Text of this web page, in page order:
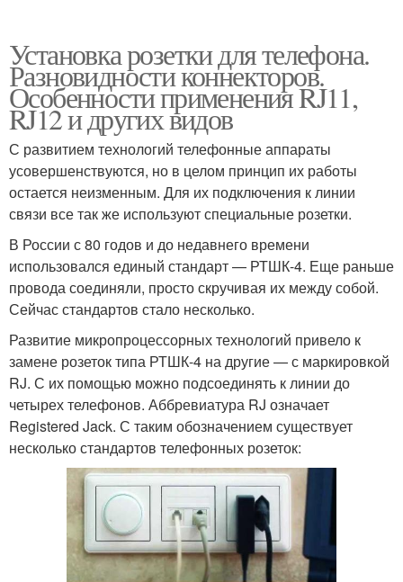
Установка розетки для телефона.
Разновидности коннекторов.
Особенности применения RJ11,
RJ12 и других видов
С развитием технологий телефонные аппараты
усовершенствуются, но в целом принцип их работы
остается неизменным. Для их подключения к линии
связи все так же используют специальные розетки.
В России с 80 годов и до недавнего времени
использовался единый стандарт — РТШК-4. Еще раньше
провода соединяли, просто скручивая их между собой.
Сейчас стандартов стало несколько.
Развитие микропроцессорных технологий привело к
замене розеток типа РТШК-4 на другие — с маркировкой
RJ. С их помощью можно подсоединять к линии до
четырех телефонов. Аббревиатура RJ означает
Registered Jack. С таким обозначением существует
несколько стандартов телефонных розеток: